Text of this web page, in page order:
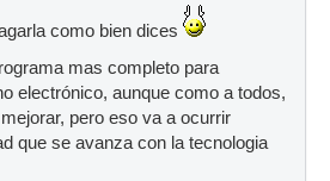
como bien dices
mas completo para
electrónico, aunque como a todos,
pero eso va a ocurrir
que se avanza con la tecnologia